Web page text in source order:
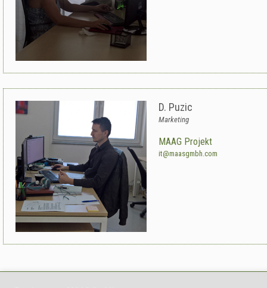
D. Puzic
Marketing
MAAG Projekt
it@maasgmbh.com